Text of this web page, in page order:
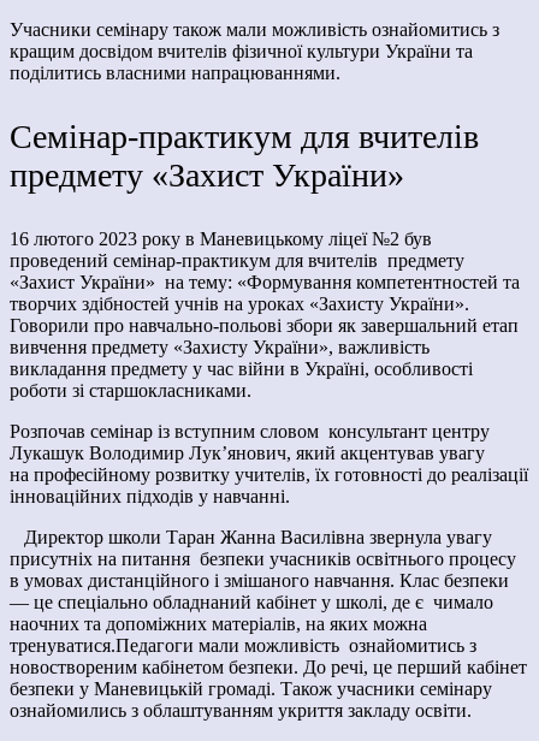
Учасники семінару також мали можливість ознайомитись з
кращим досвідом вчителів фізичної культури України та
поділитись власними напрацюваннями.
Семінар-практикум для вчителів
предмету «Захист України»
16 лютого 2023 року в Маневицькому ліцеї №2 був
проведений семінар-практикум для вчителів предмету
«Захист України» на тему: «Формування компетентностей та
творчих здібностей учнів на уроках «Захисту України».
Говорили про навчально-польові збори як завершальний етап
вивчення предмету «Захисту України», важливість
викладання предмету у час війни в Україні, особливості
роботи зі старшокласниками.
Розпочав семінар із вступним словом консультант центру
Лукашук Володимир Лук’янович, який акцентував увагу
на професійному розвитку учителів, їх готовності до реалізації
інноваційних підходів у навчанні.
Директор школи Таран Жанна Василівна звернула увагу
присутніх на питання безпеки учасників освітнього процесу
в умовах дистанційного і змішаного навчання. Клас безпеки
— це спеціально обладнаний кабінет у школі, де є чимало
наочних та допоміжних матеріалів, на яких можна
тренуватися.Педагоги мали можливість ознайомитись з
новоствореним кабінетом безпеки. До речі, це перший кабінет
безпеки у Маневицькій громаді. Також учасники семінару
ознайомились з облаштуванням укриття закладу освіти.